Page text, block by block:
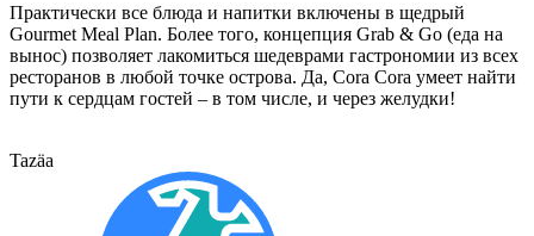
Практически все блюда и напитки включены в щедрый
Gourmet Meal Plan. Более того, концепция Grab & Go (еда на
вынос) позволяет лакомиться шедеврами гастрономии из всех
ресторанов в любой точке острова. Да, Cora Cora умеет найти
пути к сердцам гостей – в том числе, и через желудки!
Tazäa